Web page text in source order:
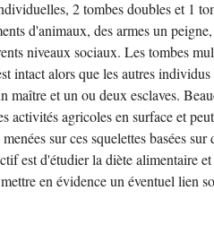
2 tombes doubles et 1
d'animaux, des armes un
niveaux sociaux. Les tombes
intact alors que les autres
maître et un ou deux esclaves.
activités agricoles en surface et
sur ces squelettes basées sur
est d'étudier la diète alimentaire
en évidence un éventuel lien